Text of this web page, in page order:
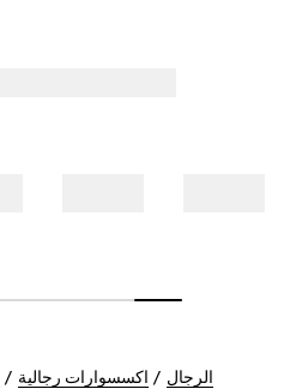
الرجال اكسسوارات رجالية